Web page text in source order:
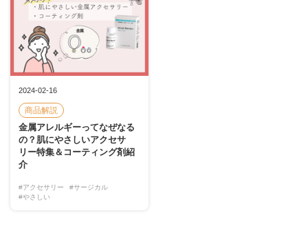
2024-02-16
商品解説
金属アレルギーってなぜなる
の？肌にやさしいアクセサ
リー特集＆コーティング剤紹
介
#アクセサリー
#サージカル
#やさしい